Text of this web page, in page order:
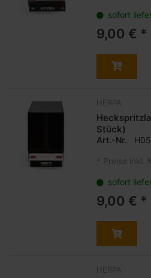
sofort
9,00 € *
HERPA
Stück)
Art.-Nr.
* Preise inkl.
sofort
9,00 € *
HERPA